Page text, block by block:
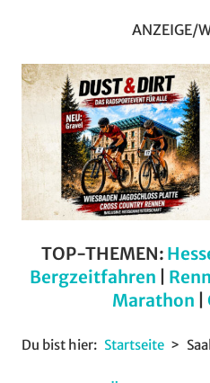
ANZEIGE/
TOP-THEMEN:
Bergzeitfahren
Marathon
Du bist hier: Startseite